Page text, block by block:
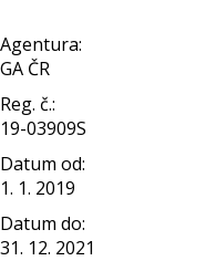
Agentura:
GA ČR
Reg. č.:
19-03909S
Datum od:
1. 1. 2019
Datum do:
31. 12. 2021